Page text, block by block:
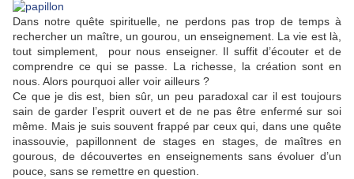
Dans notre quête spirituelle, ne perdons pas trop de temps à
rechercher un maître, un gourou, un enseignement. La vie est là,
tout simplement, pour nous enseigner. Il suffit d’écouter et de
comprendre ce qui se passe. La richesse, la création sont en
nous. Alors pourquoi aller voir ailleurs ?
Ce que je dis est, bien sûr, un peu paradoxal car il est toujours
sain de garder l’esprit ouvert et de ne pas être enfermé sur soi
même. Mais je suis souvent frappé par ceux qui, dans une quête
inassouvie, papillonnent de stages en stages, de maîtres en
gourous, de découvertes en enseignements sans évoluer d’un
pouce, sans se remettre en question.